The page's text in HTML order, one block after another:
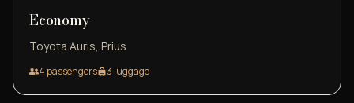
Economy
Toyota Auris, Prius
4 passengers 3 luggage